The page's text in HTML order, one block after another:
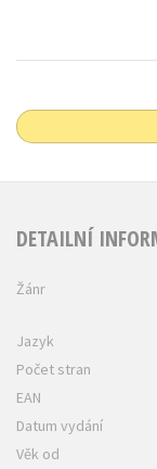
DETAILNÍ
Žánr
Jazyk
Počet stran
EAN
Datum vydání
Věk od